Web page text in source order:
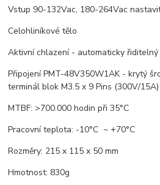
Vstup 90-132Vac, 180-264Vac
Celohliníkové tělo
Aktivní chlazení - automaticky
Připojení PMT-48V350W1AK - krytý
terminál blok M3.5 x 9 Pins (300V/
MTBF: >700.000 hodin při 35°C
Pracovní teplota: -10°C ~ +70°C
Rozměry: 215 x 115 x 50 mm
Hmotnost: 830g